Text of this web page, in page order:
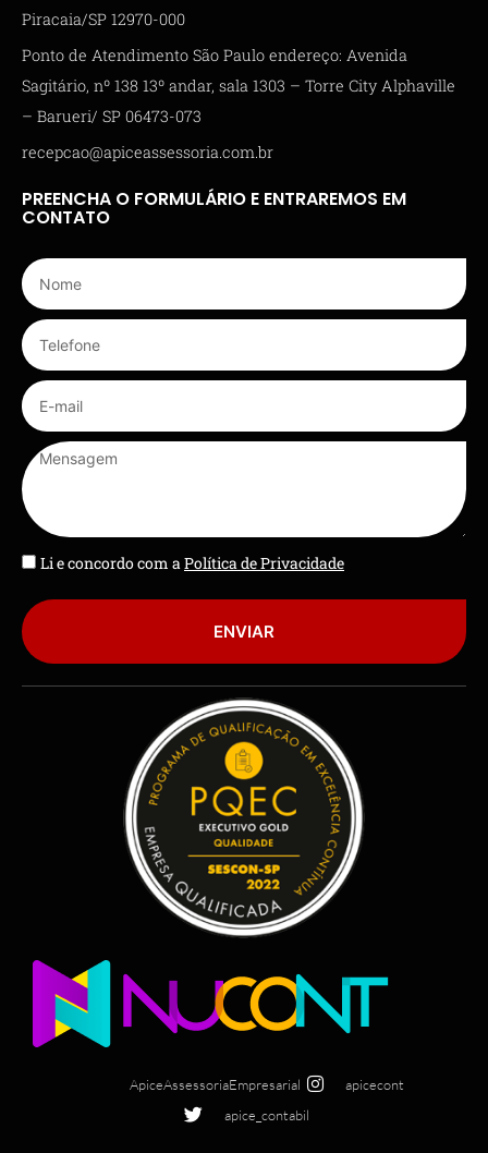
Piracaia/SP 12970-000
Ponto de Atendimento São Paulo endereço: Avenida
Sagitário, nº 138 13º andar, sala 1303 – Torre City Alphaville
– Barueri/ SP 06473-073
recepcao@apiceassessoria.com.br
PREENCHA O FORMULÁRIO E ENTRAREMOS EM
CONTATO
Li e concordo com a Política de Privacidade
ENVIAR
ApiceAssessoriaEmpresarial
apicecont
apice_contabil